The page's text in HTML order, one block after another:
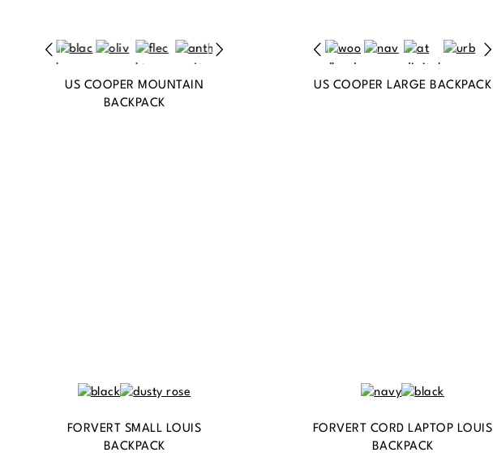
US COOPER MOUNTAIN
BACKPACK
US COOPER LARGE BACKPACK
FORVERT SMALL LOUIS
BACKPACK
FORVERT CORD LAPTOP LOUIS
BACKPACK